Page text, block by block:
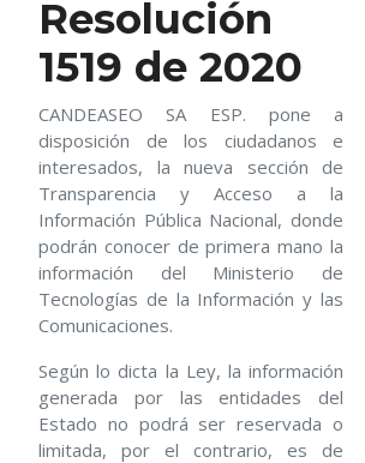
Resolución
1519 de 2020
CANDEASEO SA ESP. pone a
disposición de los ciudadanos e
interesados, la nueva sección de
Transparencia y Acceso a la
Información Pública Nacional, donde
podrán conocer de primera mano la
información del Ministerio de
Tecnologías de la Información y las
Comunicaciones.
Según lo dicta la Ley, la información
generada por las entidades del
Estado no podrá ser reservada o
limitada, por el contrario, es de